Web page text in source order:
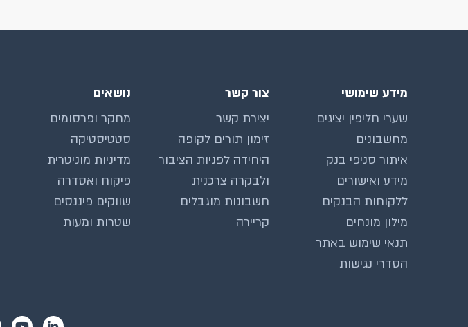
מידע שימושי
שערי חליפין יציגים
מחשבונים
איתור סניפי בנק
מידע ואישורים
ללקוחות הבנקים
מילון מונחים
תנאי שימוש באתר
הסדרי נגישות
צור קשר
יצירת קשר
זימון תורים לקופה
היחידה לפניות הציבור
ולבקרה צרכנית
חשבונות מוגבלים
קריירה
נושאים
מחקר ופרסומים
סטטיסטיקה
מדיניות מוניטרית
פיקוח ואסדרה
שווקים פיננסים
שטרות ומעות